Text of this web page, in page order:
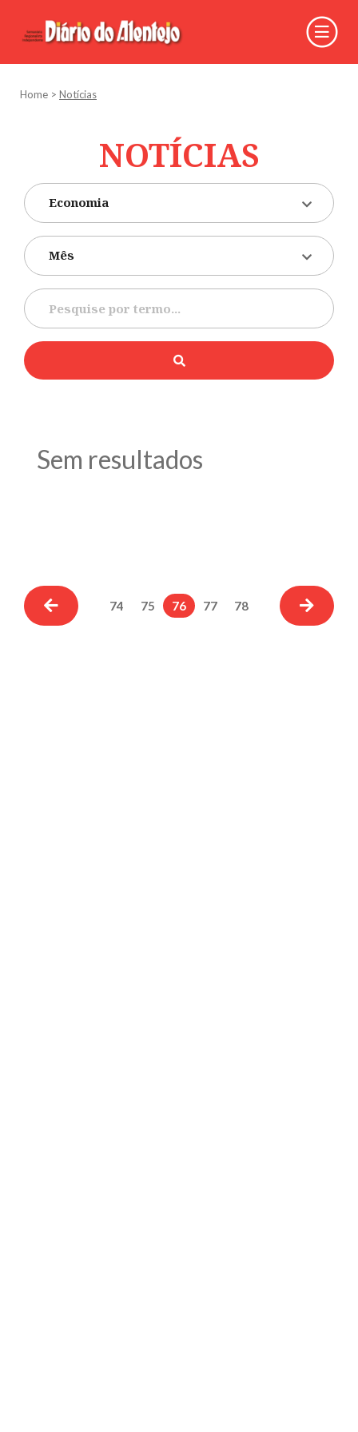
Home > Notícias
NOTÍCIAS
Economia
Mês
Sem resultados
74 75 76 77 78